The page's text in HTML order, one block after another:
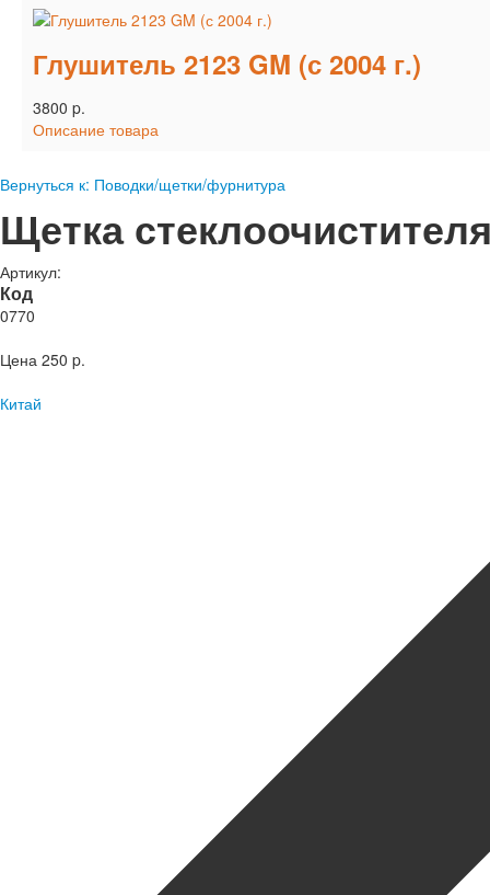
Глушитель 2123 GM (с 2004 г.)
3800 p.
Описание товара
Вернуться к: Поводки/щетки/фурнитура
Щетка
Артикул:
Код
0770
Цена 250 p.
Китай